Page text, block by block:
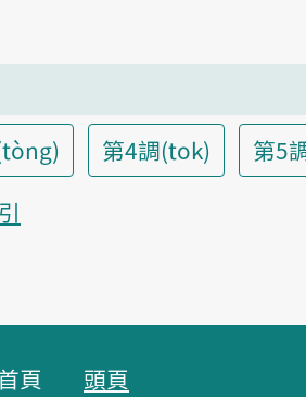
第4調(tok)
第5
頁 頭頁